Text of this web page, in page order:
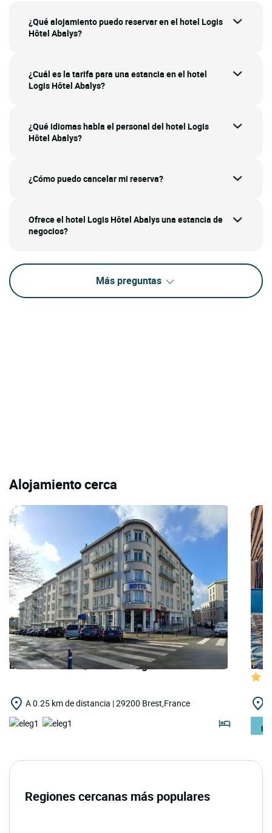
¿Qué alojamiento puedo reservar en el hotel Logis
Hôtel Abalys?
¿Cuál es la tarifa para una estancia en el hotel
Logis Hôtel Abalys?
¿Qué idiomas habla el personal del hotel Logis
Hôtel Abalys?
¿Cómo puedo cancelar mi reserva?
Ofrece el hotel Logis Hôtel Abalys una estancia de
negocios?
Más preguntas
Alojamiento cerca
LOGIS HOTELS | Cit'Hotel Agena
A 0.25 km de distancia | 29200 Brest,France
Regiones cercanas más populares